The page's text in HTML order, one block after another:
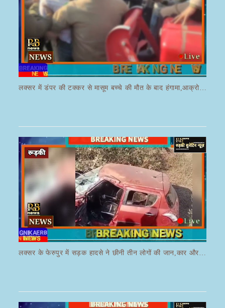
लक्सर में डंपर की टक्कर से मासूम बच्चे की मौत के बाद हंगामा,आक्रोशित भीड़ ने डंपर चालक की करी पिटाई